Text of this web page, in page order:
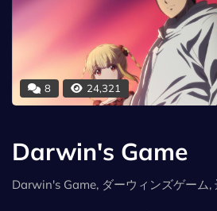
8 24,321
Darwin's Game
Darwin's Game, ダーウィンズゲーム,